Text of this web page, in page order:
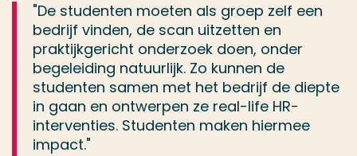
"De studenten moeten als groep zelf een
bedrijf vinden, de scan uitzetten en
praktijkgericht onderzoek doen, onder
begeleiding natuurlijk. Zo kunnen de
studenten samen met het bedrijf de diepte
in gaan en ontwerpen ze real-life HR-
interventies. Studenten maken hiermee
impact."